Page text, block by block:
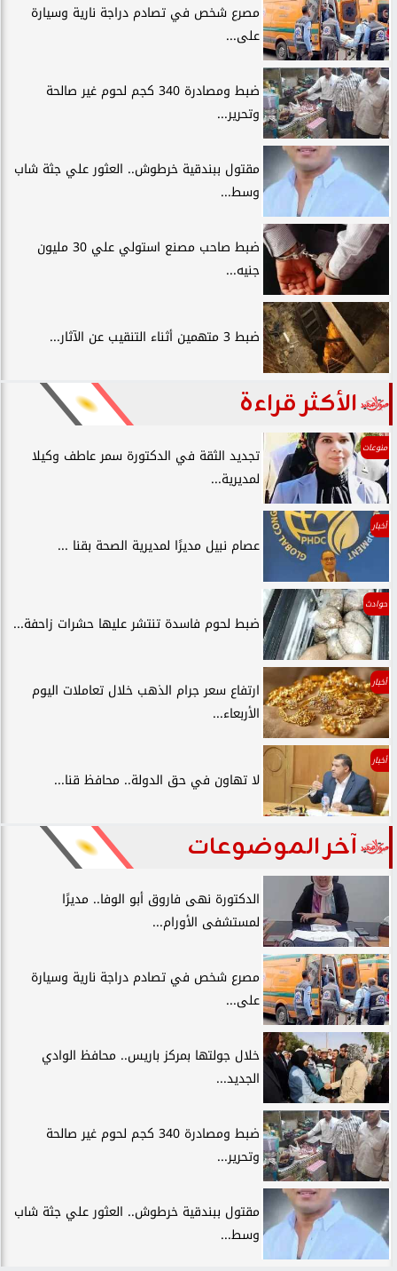
مصرع شخص في تصادم دراجة نارية وسيارة
على...
ضبط ومصادرة 340 كجم لحوم غير صالحة
وتحرير...
مقتول ببندقية خرطوش.. العثور علي جثة شاب
وسط...
ضبط صاحب مصنع استولي علي 30 مليون
جنيه...
ضبط 3 متهمين أثناء التنقيب عن الآثار...
الأكثر قراءة
منوعات
تجديد الثقة في الدكتورة سمر عاطف وكيلا
لمديرية...
أخبار
عصام نبيل مديرًا لمديرية الصحة بقنا ...
حوادث
ضبط لحوم فاسدة تنتشر عليها حشرات زاحفة...
أخبار
ارتفاع سعر جرام الذهب خلال تعاملات اليوم
الأربعاء...
أخبار
لا تهاون في حق الدولة.. محافظ قنا...
آخر الموضوعات
الدكتورة نهى فاروق أبو الوفا.. مديرًا
لمستشفى الأورام...
مصرع شخص في تصادم دراجة نارية وسيارة
على...
خلال جولتها بمركز باريس.. محافظ الوادي
الجديد...
ضبط ومصادرة 340 كجم لحوم غير صالحة
وتحرير...
مقتول ببندقية خرطوش.. العثور علي جثة شاب
وسط...